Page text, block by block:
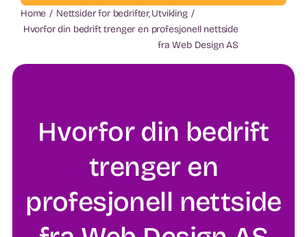
Home Nettsider for bedrifter Utvikling
Hvorfor din bedrift trenger en profesjonell nettside
fra Web Design AS
Hvorfor din bedrift
trenger en
profesjonell nettside